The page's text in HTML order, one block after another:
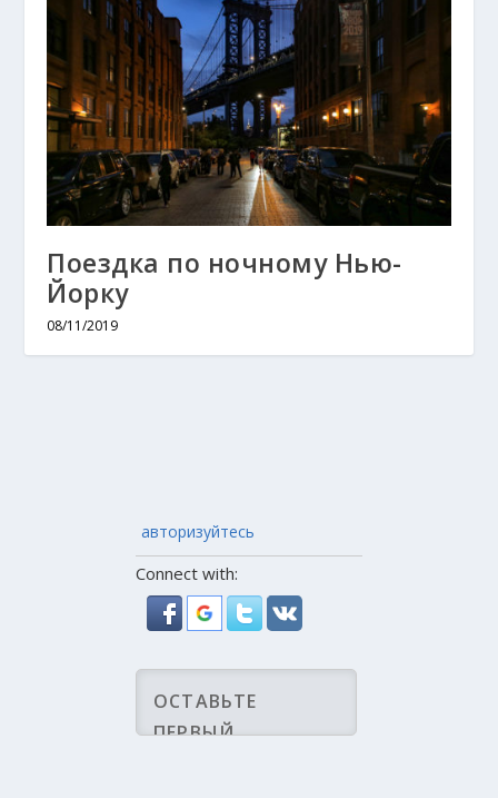
Поездка по ночному Нью-
Йорку
08/11/2019
авторизуйтесь
Connect with: